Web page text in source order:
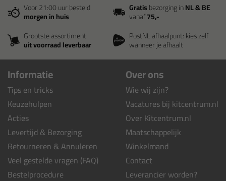
Voor 21:00 uur besteld
morgen in huis
Gratisbezorging inNL & BE
vanaf75,-
Grootste assortiment
uit voorraad leverbaar
PostNL afhaalpunt: kies zelf
wanneer je afhaalt
Informatie
Tips en tricks
Keuzehulpen
Acties
Levertijd & Bezorging
Retourneren & Annuleren
Veel gestelde vragen (FAQ)
Bestelprocedure
Over ons
Wie wij zijn?
Vacatures bij kitcentrum.nl
Over Kitcentrum.nl
Maatschappelijk
Winkelmand
Contact
Leverancier worden?